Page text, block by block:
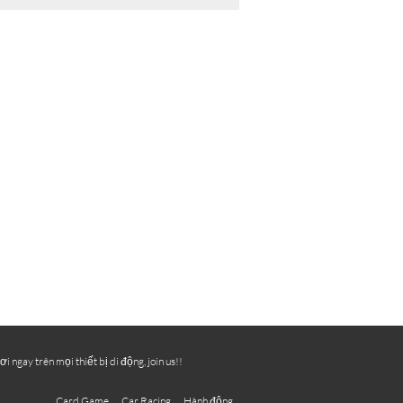
ngay trên mọi thiết bị di động, join us!!